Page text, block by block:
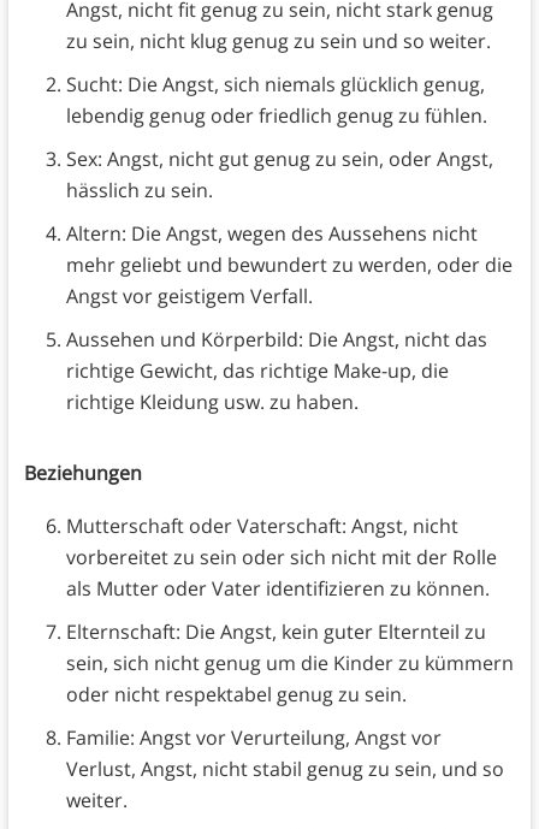
Angst, nicht fit genug zu sein, nicht stark genug
zu sein, nicht klug genug zu sein und so weiter.
Sucht: Die Angst, sich niemals glücklich genug,
lebendig genug oder friedlich genug zu fühlen.
Sex: Angst, nicht gut genug zu sein, oder Angst,
hässlich zu sein.
Altern: Die Angst, wegen des Aussehens nicht
mehr geliebt und bewundert zu werden, oder die
Angst vor geistigem Verfall.
Aussehen und Körperbild: Die Angst, nicht das
richtige Gewicht, das richtige Make-up, die
richtige Kleidung usw. zu haben.
Beziehungen
Mutterschaft oder Vaterschaft: Angst, nicht
vorbereitet zu sein oder sich nicht mit der Rolle
als Mutter oder Vater identifizieren zu können.
Elternschaft: Die Angst, kein guter Elternteil zu
sein, sich nicht genug um die Kinder zu kümmern
oder nicht respektabel genug zu sein.
Familie: Angst vor Verurteilung, Angst vor
Verlust, Angst, nicht stabil genug zu sein, und so
weiter.